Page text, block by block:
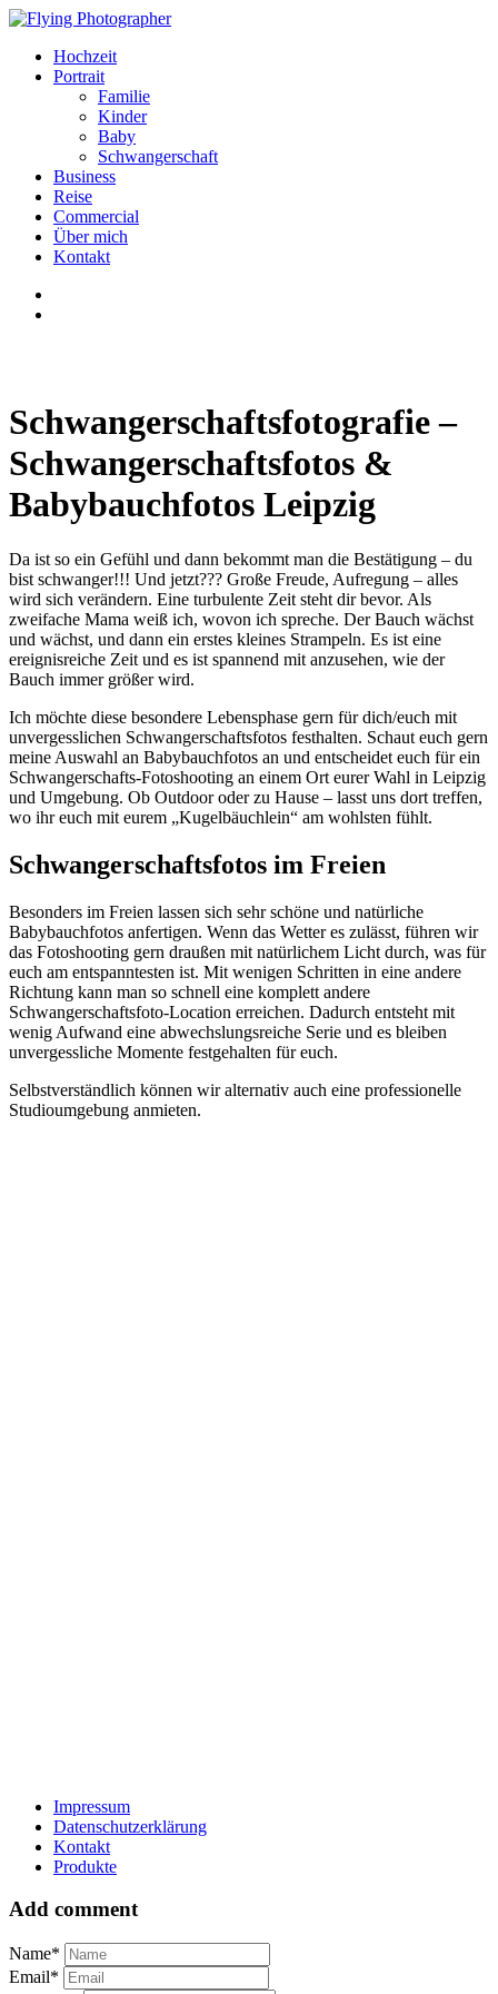
Hochzeit
Portrait
Familie
Kinder
Baby
Schwangerschaft
Business
Reise
Commercial
Über mich
Kontakt
Schwangerschaftsfotografie –
Schwangerschaftsfotos &
Babybauchfotos Leipzig
Da ist so ein Gefühl und dann bekommt man die Bestätigung – du
bist schwanger!!! Und jetzt??? Große Freude, Aufregung – alles
wird sich verändern. Eine turbulente Zeit steht dir bevor. Als
zweifache Mama weiß ich, wovon ich spreche. Der Bauch wächst
und wächst, und dann ein erstes kleines Strampeln. Es ist eine
ereignisreiche Zeit und es ist spannend mit anzusehen, wie der
Bauch immer größer wird.
Ich möchte diese besondere Lebensphase gern für dich/euch mit
unvergesslichen Schwangerschaftsfotos festhalten. Schaut euch gern
meine Auswahl an Babybauchfotos an und entscheidet euch für ein
Schwangerschafts-Fotoshooting an einem Ort eurer Wahl in Leipzig
und Umgebung. Ob Outdoor oder zu Hause – lasst uns dort treffen,
wo ihr euch mit eurem „Kugelbäuchlein“ am wohlsten fühlt.
Schwangerschaftsfotos im Freien
Besonders im Freien lassen sich sehr schöne und natürliche
Babybauchfotos anfertigen. Wenn das Wetter es zulässt, führen wir
das Fotoshooting gern draußen mit natürlichem Licht durch, was für
euch am entspanntesten ist. Mit wenigen Schritten in eine andere
Richtung kann man so schnell eine komplett andere
Schwangerschaftsfoto-Location erreichen. Dadurch entsteht mit
wenig Aufwand eine abwechslungsreiche Serie und es bleiben
unvergessliche Momente festgehalten für euch.
Selbstverständlich können wir alternativ auch eine professionelle
Studioumgebung anmieten.
Impressum
Datenschutzerklärung
Kontakt
Produkte
Add comment
Name*
Email*